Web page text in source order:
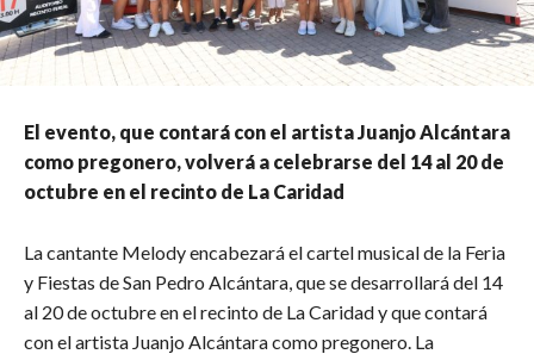
El evento, que contará con el artista Juanjo Alcántara
como pregonero, volverá a celebrarse del 14 al 20 de
octubre en el recinto de La Caridad
La cantante Melody encabezará el cartel musical de la Feria
y Fiestas de San Pedro Alcántara, que se desarrollará del 14
al 20 de octubre en el recinto de La Caridad y que contará
con el artista Juanjo Alcántara como pregonero. La